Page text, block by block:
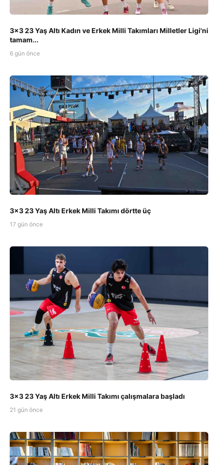
3x3 23 Yaş Altı Kadın ve Erkek Milli Takımları Milletler Ligi'ni
tamam...
6 gün önce
3x3 23 Yaş Altı Erkek Milli Takımı dörtte üç
17 gün önce
3x3 23 Yaş Altı Erkek Milli Takımı çalışmalara başladı
21 gün önce